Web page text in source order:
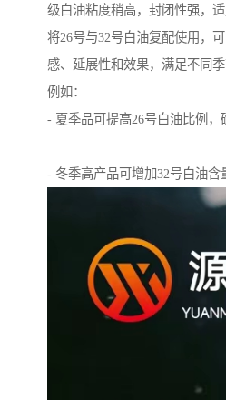
级白油粘度稍高，封闭性强，适
将26号与32号白油复配使用，
感、延展性和效果，满足不同季
例如：
- 夏季品可提高26号白油比例，
- 冬季高产品可增加32号白油含